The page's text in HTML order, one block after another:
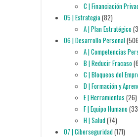
C | Financiación
05 | Estrategia(82)
A | Plan Estratégico
06 | Desarrollo Personal
A | Competencias
B | Reducir Fracaso
C | Bloqueos del
D | Formación y
E | Herramientas (26)
F | Equipo Humano
H | Salud(74)
07 | Ciberseguridad(171)